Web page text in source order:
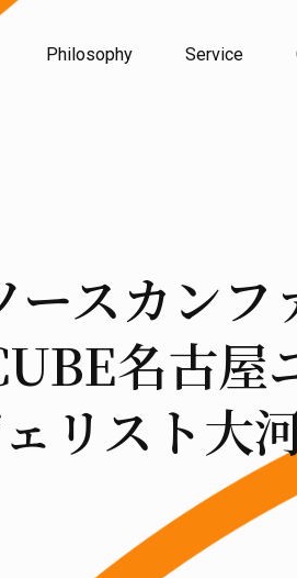
Philosophy Service
スカンフ
名古屋
リスト大